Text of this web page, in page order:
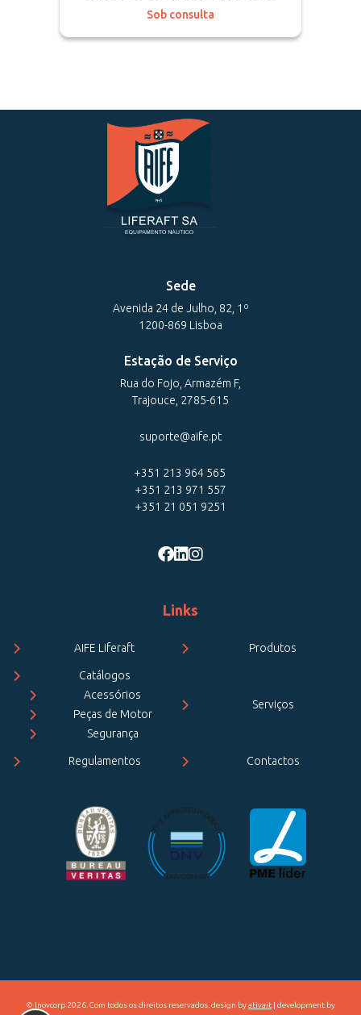
Sob consulta
Sede
Avenida 24 de Julho, 82, 1º
1200-869 Lisboa
Estação de Serviço
Rua do Fojo, Armazém F,
Trajouce, 2785-615
suporte@aife.pt
+351 213 964 565
+351 213 971 557
+351 21 051 9251
Links
AIFE Liferaft Produtos
Catálogos
Acessórios
Peças de Motor
Segurança
Serviços
Regulamentos Contactos
© Inovcorp 2026. Com todos os direitos reservados. design byativait | development by